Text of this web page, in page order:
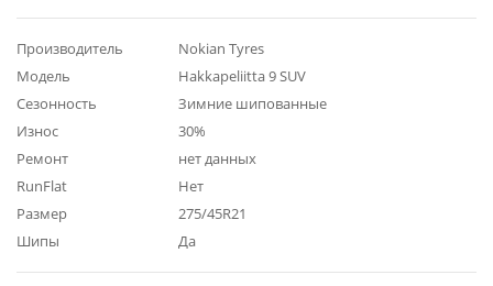
Производитель
Nokian Tyres
Модель
Hakkapeliitta 9 SUV
Сезонность
Зимние шипованные
Износ
30%
Ремонт
нет данных
RunFlat
Нет
Размер
275/45R21
Шипы
Да